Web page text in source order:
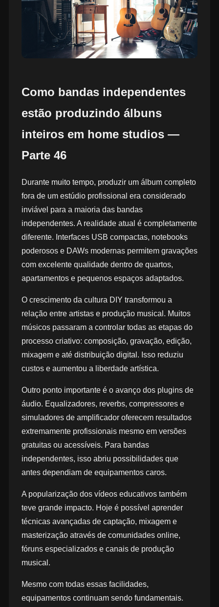
Como bandas independentes
estão produzindo álbuns
inteiros em home studios —
Parte 46
Durante muito tempo, produzir um álbum completo
fora de um estúdio profissional era considerado
inviável para a maioria das bandas
independentes. A realidade atual é completamente
diferente. Interfaces USB compactas, notebooks
poderosos e DAWs modernas permitem gravações
com excelente qualidade dentro de quartos,
apartamentos e pequenos espaços adaptados.
O crescimento da cultura DIY transformou a
relação entre artistas e produção musical. Muitos
músicos passaram a controlar todas as etapas do
processo criativo: composição, gravação, edição,
mixagem e até distribuição digital. Isso reduziu
custos e aumentou a liberdade artística.
Outro ponto importante é o avanço dos plugins de
áudio. Equalizadores, reverbs, compressores e
simuladores de amplificador oferecem resultados
extremamente profissionais mesmo em versões
gratuitas ou acessíveis. Para bandas
independentes, isso abriu possibilidades que
antes dependiam de equipamentos caros.
A popularização dos vídeos educativos também
teve grande impacto. Hoje é possível aprender
técnicas avançadas de captação, mixagem e
masterização através de comunidades online,
fóruns especializados e canais de produção
musical.
Mesmo com todas essas facilidades,
equipamentos continuam sendo fundamentais.